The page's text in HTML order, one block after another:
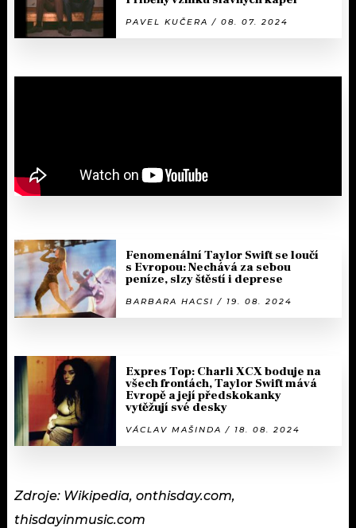
PAVEL KUČERA / 08. 07. 2024
Fenomenální Taylor Swift se loučí
s Evropou: Nechává za sebou
peníze, slzy štěstí i deprese
BARBARA HACSI / 19. 08. 2024
Expres Top: Charli XCX boduje na
všech frontách, Taylor Swift mává
Evropě a její předskokanky
vytěžují své desky
VÁCLAV MAŠINDA / 18. 08. 2024
Zdroje: Wikipedia, onthisday.com,
thisdayinmusic.com